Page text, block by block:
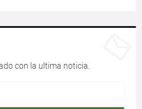
con la ultima noticia.